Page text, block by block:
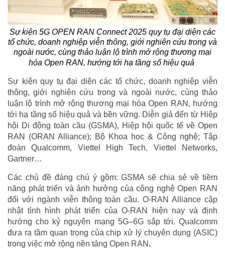
Sự kiện 5G OPEN RAN Connect 2025 quy tụ đại diện các
tổ chức, doanh nghiệp viễn thông, giới nghiên cứu trong và
ngoài nước, cùng thảo luận lộ trình mở rộng thương mại
hóa Open RAN, hướng tới hạ tầng số hiệu quả
Sự kiện quy tụ đại diện các tổ chức, doanh nghiệp viễn
thông, giới nghiên cứu trong và ngoài nước, cùng thảo
luận lộ trình mở rộng thương mại hóa Open RAN, hướng
tới hạ tầng số hiệu quả và bền vững. Diễn giả đến từ Hiệp
hội Di động toàn cầu (GSMA), Hiệp hội quốc tế về Open
RAN (ORAN Alliance); Bộ Khoa học & Công nghệ; Tập
đoàn Qualcomm, Viettel High Tech, Viettel Networks,
Gartner…
Các chủ đề đáng chú ý gồm: GSMA sẽ chia sẻ về tiềm
năng phát triển và ảnh hưởng của công nghệ Open RAN
đối với ngành viễn thông toàn cầu. O-RAN Alliance cập
nhật tình hình phát triển của O-RAN hiện nay và định
hướng cho kỷ nguyên mạng 5G–6G sắp tới. Qualcomm
đưa ra tầm quan trọng của chip xử lý chuyên dụng (ASIC)
trong việc mở rộng nền tảng Open RAN.